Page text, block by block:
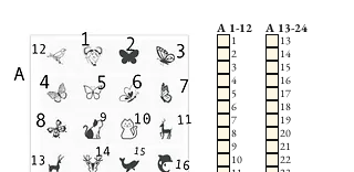
A 1-12
1
2
3
4
5
6
7
8
9
10
A 13-24
13
14
15
16
17
18
19
20
21
22